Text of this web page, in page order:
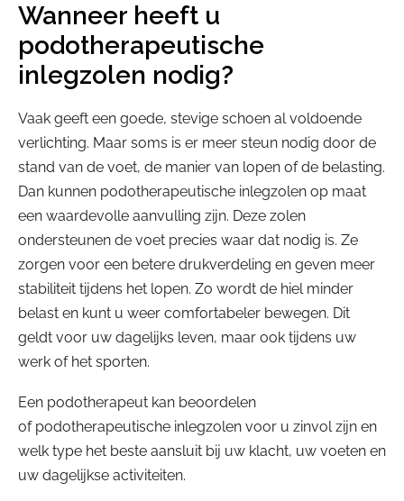
Wanneer heeft u
podotherapeutische
inlegzolen nodig?
Vaak geeft een goede, stevige schoen al voldoende
verlichting. Maar soms is er meer steun nodig door de
stand van de voet, de manier van lopen of de belasting.
Dan kunnen podotherapeutische inlegzolen op maat
een waardevolle aanvulling zijn. Deze zolen
ondersteunen de voet precies waar dat nodig is. Ze
zorgen voor een betere drukverdeling en geven meer
stabiliteit tijdens het lopen. Zo wordt de hiel minder
belast en kunt u weer comfortabeler bewegen. Dit
geldt voor uw dagelijks leven, maar ook tijdens uw
werk of het sporten.
Een podotherapeut kan beoordelen
of podotherapeutische inlegzolen voor u zinvol zijn en
welk type het beste aansluit bij uw klacht, uw voeten en
uw dagelijkse activiteiten.